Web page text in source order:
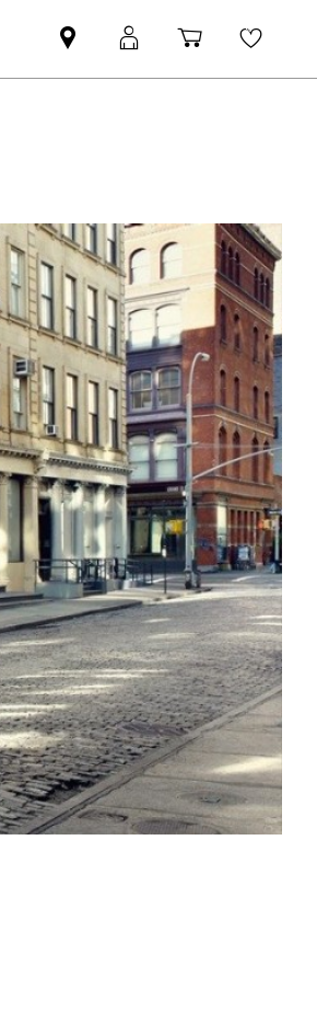
Pronađite
MINI
MyMini
prijava
Košarica